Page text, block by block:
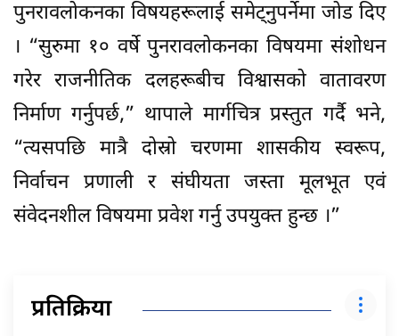
पुनरावलोकनका विषयहरूलाई समेट्नुपर्नेमा जोड दिए
। “सुरुमा १० वर्षे पुनरावलोकनका विषयमा संशोधन
गरेर राजनीतिक दलहरूबीच विश्वासको वातावरण
निर्माण गर्नुपर्छ,” थापाले मार्गचित्र प्रस्तुत गर्दै भने,
“त्यसपछि मात्रै दोस्रो चरणमा शासकीय स्वरूप,
निर्वाचन प्रणाली र संघीयता जस्ता मूलभूत एवं
संवेदनशील विषयमा प्रवेश गर्नु उपयुक्त हुन्छ ।”
प्रतिक्रिया